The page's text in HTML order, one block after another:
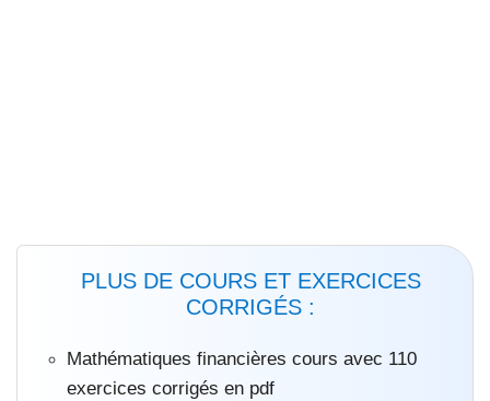
PLUS DE COURS ET EXERCICES
CORRIGÉS :
Mathématiques financières cours avec 110
exercices corrigés en pdf